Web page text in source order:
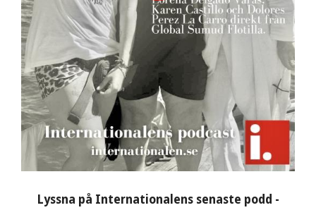
Lyssna på Internationalens senaste podd -